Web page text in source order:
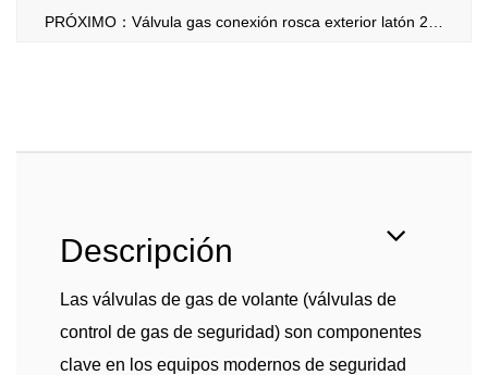
Descripción
Las válvulas de gas de volante (válvulas de
control de gas de seguridad) son componentes
clave en los equipos modernos de seguridad